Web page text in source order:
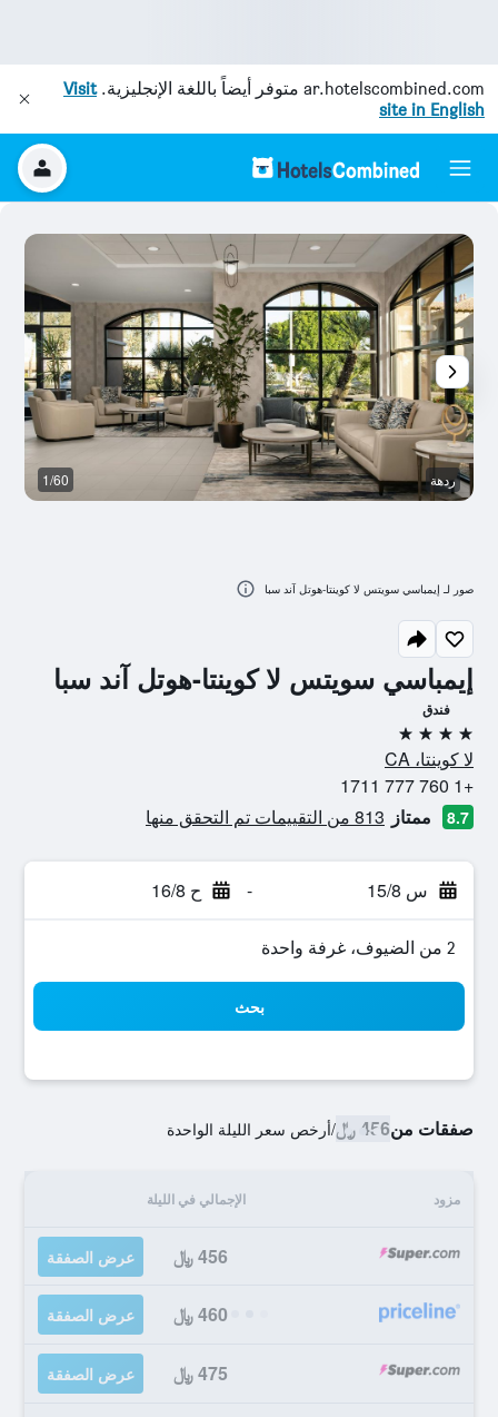
ar.hotelscombined.com متوفر أيضاً باللغة الإنجليزية.Visit
site in English
إيمباسي سويتس لا كوينتا-هوتل آند سبا
فندق
4 نجوم
لا كوينتا، CA
+1 760 777 1711
8.7 ممتاز 813 من التقييمات تم التحقق منها
س 15/8 - ح 16/8
2 من الضيوف، غرفة واحدة
بحث
صفقات من456 ﷼ /أرخص سعر الليلة الواحدة
مزود الإجمالي في الليلة
456 ﷼ عرض الصفقة
460 ﷼ عرض الصفقة
475 ﷼ عرض الصفقة
ردهة 1/60
صور لـ إيمباسي سويتس لا كوينتا-هوتل آند سبا